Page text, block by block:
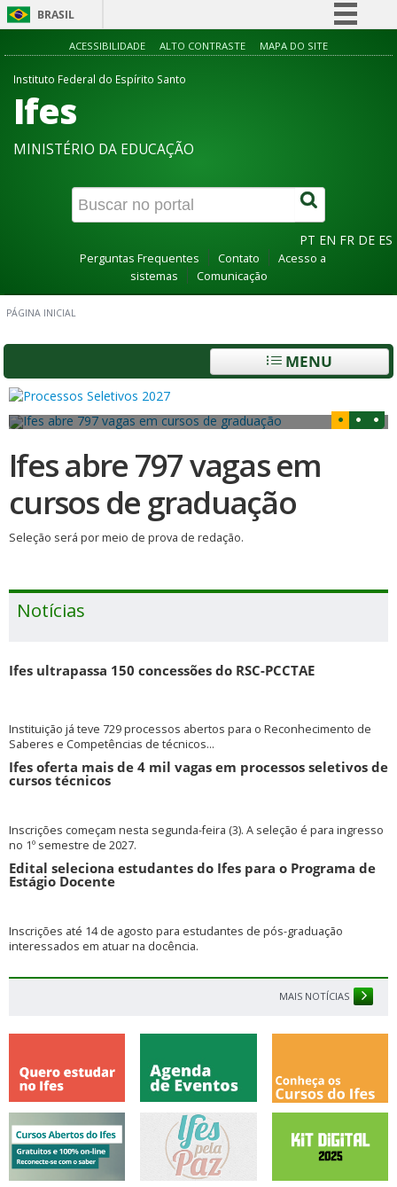
BRASIL
Simplifique!
Canais
ACESSIBILIDADE ALTO CONTRASTE MAPA DO SITE
Instituto Federal do Espírito Santo
Ifes
MINISTÉRIO DA EDUCAÇÃO
PT EN FR DE ES
Perguntas Frequentes Contato
Acesso a
sistemas
Comunicação
PÁGINA INICIAL
MENU
Ifes abre 797 vagas em
cursos de graduação
Seleção será por meio de prova de redação.
Notícias
Ifes ultrapassa 150 concessões do RSC-PCCTAE
Instituição já teve 729 processos abertos para o Reconhecimento de
Saberes e Competências de técnicos...
Ifes oferta mais de 4 mil vagas em processos seletivos de
cursos técnicos
Inscrições começam nesta segunda-feira (3). A seleção é para ingresso
no 1º semestre de 2027.
Edital seleciona estudantes do Ifes para o Programa de
Estágio Docente
Inscrições até 14 de agosto para estudantes de pós-graduação
interessados em atuar na docência.
MAIS NOTÍCIAS